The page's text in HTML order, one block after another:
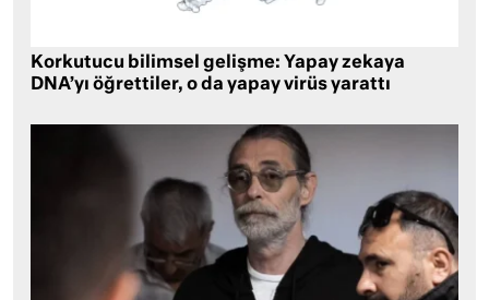
Korkutucu bilimsel gelişme: Yapay zekaya
DNA’yı öğrettiler, o da yapay virüs yarattı